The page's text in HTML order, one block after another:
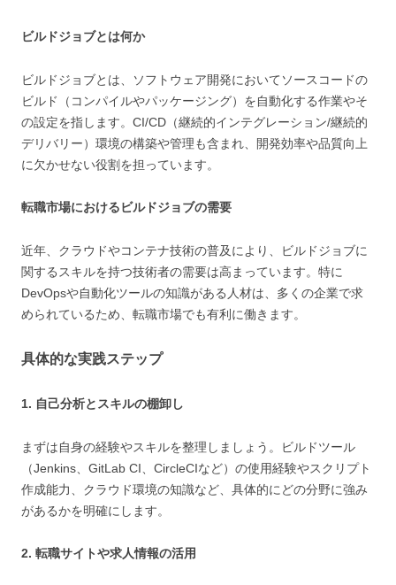
ビルドジョブとは何か
ビルドジョブとは、ソフトウェア開発においてソースコードの
ビルド（コンパイルやパッケージング）を自動化する作業やそ
の設定を指します。CI/CD（継続的インテグレーション/継続的
デリバリー）環境の構築や管理も含まれ、開発効率や品質向上
に欠かせない役割を担っています。
転職市場におけるビルドジョブの需要
近年、クラウドやコンテナ技術の普及により、ビルドジョブに
関するスキルを持つ技術者の需要は高まっています。特に
DevOpsや自動化ツールの知識がある人材は、多くの企業で求
められているため、転職市場でも有利に働きます。
具体的な実践ステップ
1. 自己分析とスキルの棚卸し
まずは自身の経験やスキルを整理しましょう。ビルドツール
（Jenkins、GitLab CI、CircleCIなど）の使用経験やスクリプト
作成能力、クラウド環境の知識など、具体的にどの分野に強み
があるかを明確にします。
2. 転職サイトや求人情報の活用